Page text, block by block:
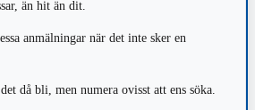
än hit än dit.
anmälningar när det inte sker en
då bli, men numera ovisst att ens söka.